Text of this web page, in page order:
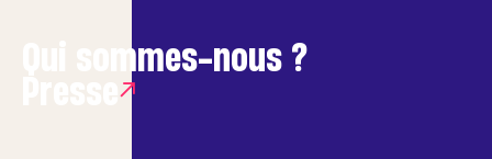
Qui sommes-nous ?